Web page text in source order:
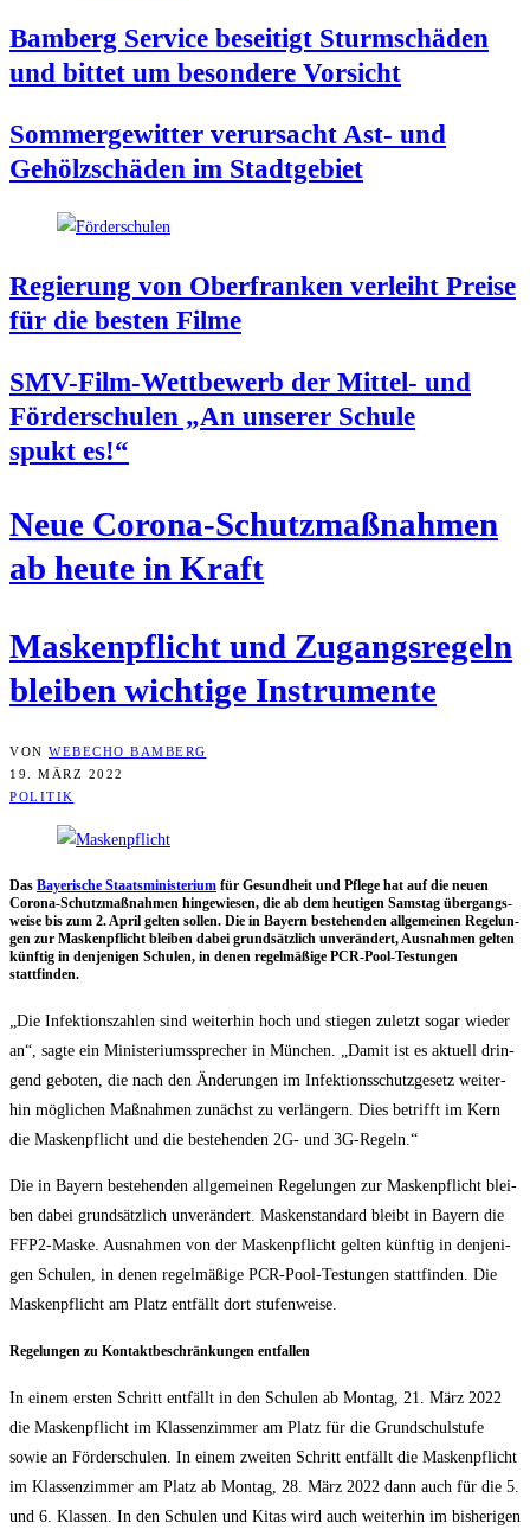
Bam­berg Ser­vice besei­tigt Sturm­schä­den
und bit­tet um beson­de­re Vorsicht
Som­mer­ge­wit­ter ver­ur­sacht Ast- und
Gehölz­schä­den im Stadtgebiet
Regie­rung von Ober­fran­ken ver­leiht Prei­se
für die bes­ten Filme
SMV-Film-Wett­be­werb der Mit­tel- und
För­der­schu­len „An unse­rer Schu­le
spukt es!“
Neue Coro­na-Schutz­maß­nah­men
ab heu­te in Kraft
Mas­ken­pflicht und Zugangs­re­geln
blei­ben wich­ti­ge Instrumente
VON WEBECHO BAMBERG
19. MÄRZ 2022
POLITIK
Das Baye­ri­sche Staats­mi­nis­te­ri­um für Gesund­heit und Pfle­ge hat auf die neu­en
Coro­na-Schutz­maß­nah­men hin­ge­wie­sen, die ab dem heu­ti­gen Sams­tag über­gangs­
wei­se bis zum 2. April gel­ten sol­len. Die in Bay­ern bestehen­den all­ge­mei­nen Rege­lun­
gen zur Mas­ken­pflicht blei­ben dabei grund­sätz­lich unver­än­dert, Aus­nah­men gel­ten
künf­tig in den­je­ni­gen Schu­len, in denen regel­mä­ßi­ge PCR-Pool-Tes­tun­gen
stattfinden.
„Die Infek­ti­ons­zah­len sind wei­ter­hin hoch und stie­gen zuletzt sogar wie­der
an“, sag­te ein Minis­te­ri­ums­spre­cher in Mün­chen. „Damit ist es aktu­ell drin­
gend gebo­ten, die nach den Ände­run­gen im Infek­ti­ons­schutz­ge­setz wei­ter­
hin mög­li­chen Maß­nah­men zunächst zu ver­län­gern. Dies betrifft im Kern
die Mas­ken­pflicht und die bestehen­den 2G- und 3G-Regeln.“
Die in Bay­ern bestehen­den all­ge­mei­nen Rege­lun­gen zur Mas­ken­pflicht blei­
ben dabei grund­sätz­lich unver­än­dert. Mas­ken­stan­dard bleibt in Bay­ern die
FFP2-Mas­ke. Aus­nah­men von der Mas­ken­pflicht gel­ten künf­tig in den­je­ni­
gen Schu­len, in denen regel­mä­ßi­ge PCR-Pool-Tes­tun­gen statt­fin­den. Die
Mas­ken­pflicht am Platz ent­fällt dort stufenweise.
Rege­lun­gen zu Kon­takt­be­schrän­kun­gen entfallen
In einem ers­ten Schritt ent­fällt in den Schu­len ab Mon­tag, 21. März 2022
die Mas­ken­pflicht im Klas­sen­zim­mer am Platz für die Grund­schul­stu­fe
sowie an För­der­schu­len. In einem zwei­ten Schritt ent­fällt die Mas­ken­pflicht
im Klas­sen­zim­mer am Platz ab Mon­tag, 28. März 2022 dann auch für die 5.
und 6. Klas­sen. In den Schu­len und Kitas wird auch wei­ter­hin im bis­he­ri­gen